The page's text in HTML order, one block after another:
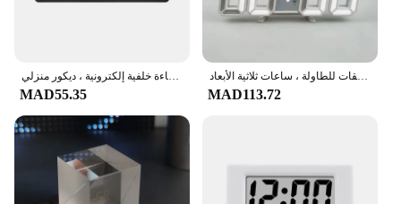
ساعة ليد متعددة الوظائف ، ضوء ليلي ملون ، تقويم درجة الحرارة ، إنذار رقمي كبير ، إضاءة خلفية إلكترونية ، ديكور منزلي
MAD55.35
ساعة منبه رقمية إلكترونية ذكية ليد ، ديكور وملحقات للطاولة ، ساعات ثلاثية الأبعاد
MAD113.72